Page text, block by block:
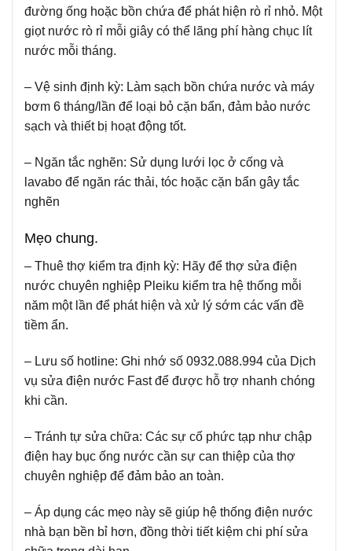
đường ống hoặc bồn chứa để phát hiện rò rỉ nhỏ. Một
giọt nước rò rỉ mỗi giây có thể lãng phí hàng chục lít
nước mỗi tháng.
– Vệ sinh định kỳ: Làm sạch bồn chứa nước và máy
bơm 6 tháng/lần để loại bỏ cặn bẩn, đảm bảo nước
sạch và thiết bị hoạt động tốt.
– Ngăn tắc nghẽn: Sử dụng lưới lọc ở cống và
lavabo để ngăn rác thải, tóc hoặc cặn bẩn gây tắc
nghẽn
Mẹo chung.
– Thuê thợ kiểm tra định kỳ: Hãy để thợ sửa điện
nước chuyên nghiệp Pleiku kiểm tra hệ thống mỗi
năm một lần để phát hiện và xử lý sớm các vấn đề
tiềm ẩn.
– Lưu số hotline: Ghi nhớ số 0932.088.994 của Dịch
vụ sửa điện nước Fast để được hỗ trợ nhanh chóng
khi cần.
– Tránh tự sửa chữa: Các sự cố phức tạp như chập
điện hay bục ống nước cần sự can thiệp của thợ
chuyên nghiệp để đảm bảo an toàn.
– Áp dụng các mẹo này sẽ giúp hệ thống điện nước
nhà bạn bền bỉ hơn, đồng thời tiết kiệm chi phí sửa